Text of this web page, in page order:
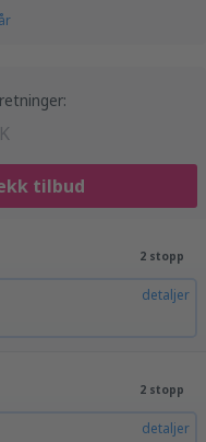
tilbud
2 stopp
detaljer
2 stopp
detaljer